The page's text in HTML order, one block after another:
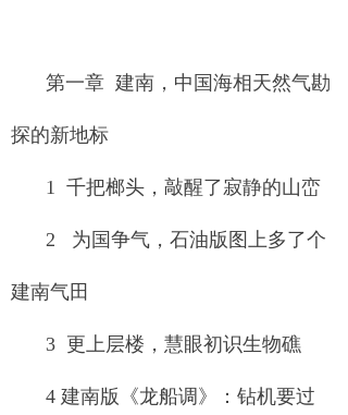
第一章 建南，中国海相天然气勘
探的新地标
1 千把榔头，敲醒了寂静的山峦
2 为国争气，石油版图上多了个
建南气田
3 更上层楼，慧眼初识生物礁
4 建南版《龙船调》：钻机要过